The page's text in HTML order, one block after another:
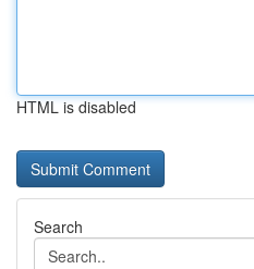
HTML is disabled
Search